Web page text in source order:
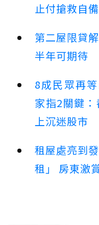
止付搶救自
第二屋限貸
半年可期待
8成民眾再
家指2關鍵
上沉迷股市
租屋處亮到
租」 房東激